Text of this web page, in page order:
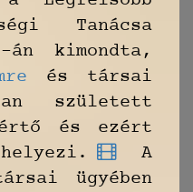
Tanácsa
kimondta,
és társai
született
és ezért
A
ügyében